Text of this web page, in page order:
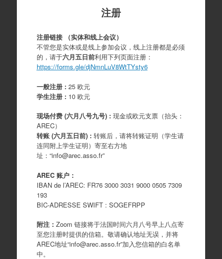
注册
注册链接 （实体和线上会议）
不管您是实体或是线上参加会议，线上注册都是必须
的，请于六月五日前利用下列页面注册：
https://forms.gle/djNmnLuV8WtTYsty6
一般注册:25 欧元
学生注册:10 欧元
现场付费(六月八号九号) :现金或欧元支票（抬头：
AREC）
转账(六月五日前) :转账后，请将转账证明（学生请
连同附上学生证明）寄至右方地
址：“info@arec.asso.fr”
AREC 账户：
IBAN de l’AREC: FR76 3000 3031 9000 0505 7309
193
BIC-ADRESSE SWIFT : SOGEFRPP
附注： Zoom 链接将于法国时间六月八号早上八点寄
至您注册时提供的信箱。敬请确认地址无误，并将
AREC地址“info@arec.asso.fr”加入您信箱的白名单
中。